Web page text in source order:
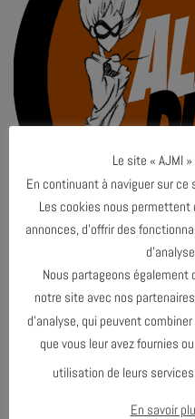
Both comments and trackbacks are
Précédent
Suivant →
Le site « AJMI
En continuant à naviguer sur
Les cookies nous
annonces, d’offrir des
Nous partageons également
notre site avec nos
d’analyse, qui peuvent
que vous leur avez fournies
utilisation de leurs services.
En savoir